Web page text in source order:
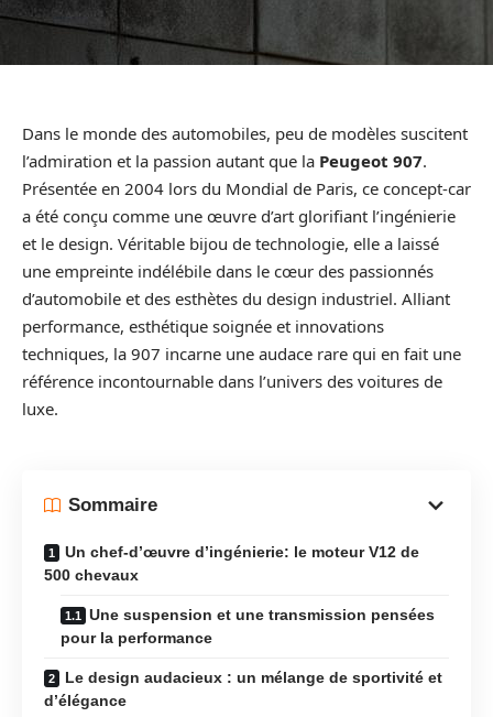
Dans le monde des automobiles, peu de modèles suscitent
l’admiration et la passion autant que la Peugeot 907.
Présentée en 2004 lors du Mondial de Paris, ce concept-car
a été conçu comme une œuvre d’art glorifiant l’ingénierie
et le design. Véritable bijou de technologie, elle a laissé
une empreinte indélébile dans le cœur des passionnés
d’automobile et des esthètes du design industriel. Alliant
performance, esthétique soignée et innovations
techniques, la 907 incarne une audace rare qui en fait une
référence incontournable dans l’univers des voitures de
luxe.
Sommaire
Un chef-d’œuvre d’ingénierie: le moteur V12 de
500 chevaux
Une suspension et une transmission pensées
pour la performance
Le design audacieux : un mélange de sportivité et
d’élégance